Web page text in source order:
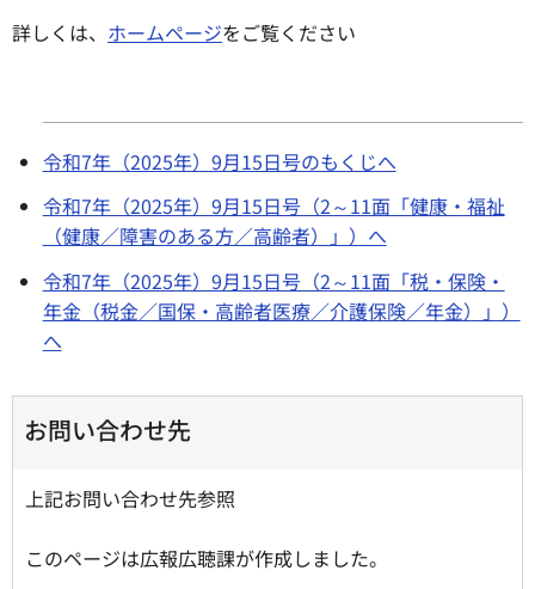
詳しくは、 ホームページをご覧ください
令和7年（2025年）9月15日号のもくじへ
令和7年（2025年）9月15日号（2～11面「健康・福祉
（健康／障害のある方／高齢者）」）へ
令和7年（2025年）9月15日号（2～11面「税・保険・
年金（税金／国保・高齢者医療／介護保険／年金）」）
へ
お問い合わせ先
上記お問い合わせ先参照
このページは広報広聴課が作成しました。